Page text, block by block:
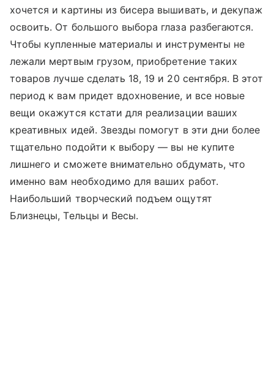
хочется и картины из бисера вышивать, и декупаж
освоить. От большого выбора глаза разбегаются.
Чтобы купленные материалы и инструменты не
лежали мертвым грузом, приобретение таких
товаров лучше сделать 18, 19 и 20 сентября. В этот
период к вам придет вдохновение, и все новые
вещи окажутся кстати для реализации ваших
креативных идей. Звезды помогут в эти дни более
тщательно подойти к выбору — вы не купите
лишнего и сможете внимательно обдумать, что
именно вам необходимо для ваших работ.
Наибольший творческий подъем ощутят
Близнецы, Тельцы и Весы.